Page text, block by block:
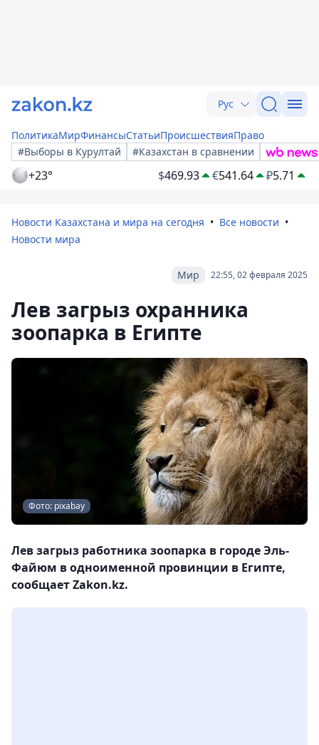
Рус
ПолитикаМирФинансыСтатьиПроисшествияПраво
#Выборы в Курултай
#Казахстан в сравнении
+23° $469.93 €541.64 ₽5.71
Новости Казахстана и мира на сегодня
Все новости
Новости мира
22:55, 02 февраля 2025
Мир
Лев загрыз охранника
зоопарка в Египте
Фото: pixabay
Лев загрыз работника зоопарка в городе Эль-
Файюм в одноименной провинции в Египте,
сообщает Zakon.kz.